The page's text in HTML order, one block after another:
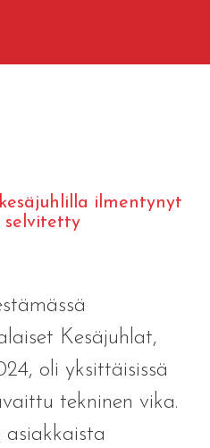
ilmentynyt
selvitetty
Kesäjuhlat,
oli yksittäisissä
tekninen vika.
asiakkaista